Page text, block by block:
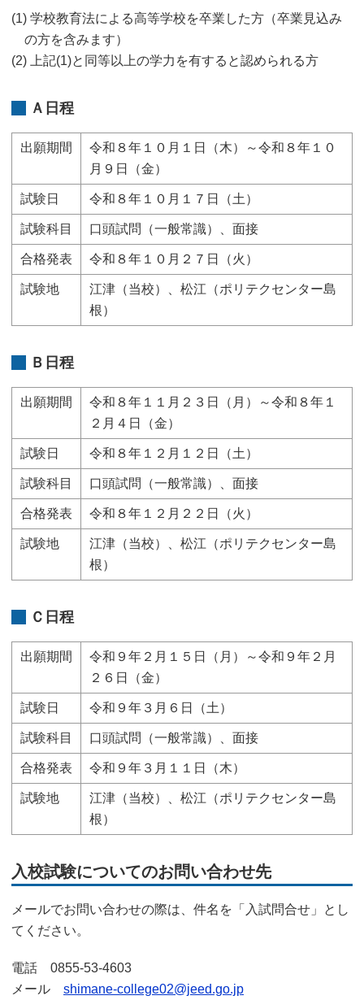
(1) 学校教育法による高等学校を卒業した方（卒業見込み
の方を含みます）
(2) 上記(1)と同等以上の学力を有すると認められる方
Ａ日程
出願期間
令和８年１０月１日（木）～令和８年１０
月９日（金）
試験日 令和８年１０月１７日（土）
試験科目 口頭試問（一般常識）、面接
合格発表 令和８年１０月２７日（火）
試験地
江津（当校）、松江（ポリテクセンター島
根）
Ｂ日程
出願期間
令和８年１１月２３日（月）～令和８年１
２月４日（金）
試験日 令和８年１２月１２日（土）
試験科目 口頭試問（一般常識）、面接
合格発表 令和８年１２月２２日（火）
試験地
江津（当校）、松江（ポリテクセンター島
根）
Ｃ日程
出願期間
令和９年２月１５日（月）～令和９年２月
２６日（金）
試験日 令和９年３月６日（土）
試験科目 口頭試問（一般常識）、面接
合格発表 令和９年３月１１日（木）
試験地
江津（当校）、松江（ポリテクセンター島
根）
入校試験についてのお問い合わせ先
メールでお問い合わせの際は、件名を「入試問合せ」とし
てください。
電話 0855-53-4603
メール shimane-college02@jeed.go.jp